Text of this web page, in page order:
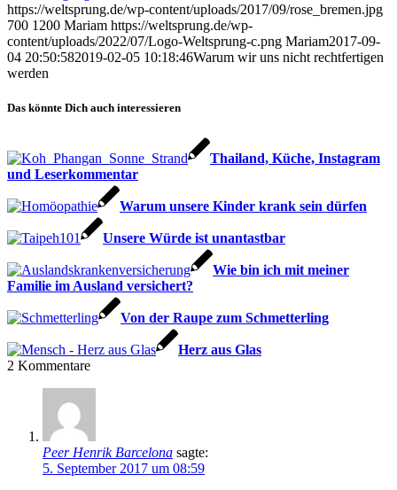
https://weltsprung.de/wp-content/uploads/2017/09/rose_bremen.jpg
700 1200 Mariam https://weltsprung.de/wp-
content/uploads/2022/07/Logo-Weltsprung-c.png Mariam2017-09-
04 20:50:582019-02-05 10:18:46Warum wir uns nicht rechtfertigen
werden
Das könnte Dich auch interessieren
Thailand, Küche, Instagram
und Leserkommentar
Warum unsere Kinder krank sein dürfen
Unsere Würde ist unantastbar
Wie bin ich mit meiner
Familie im Ausland versichert?
Von der Raupe zum Schmetterling
Herz aus Glas
2 Kommentare
Peer Henrik Barcelona sagte:
5. September 2017 um 08:59